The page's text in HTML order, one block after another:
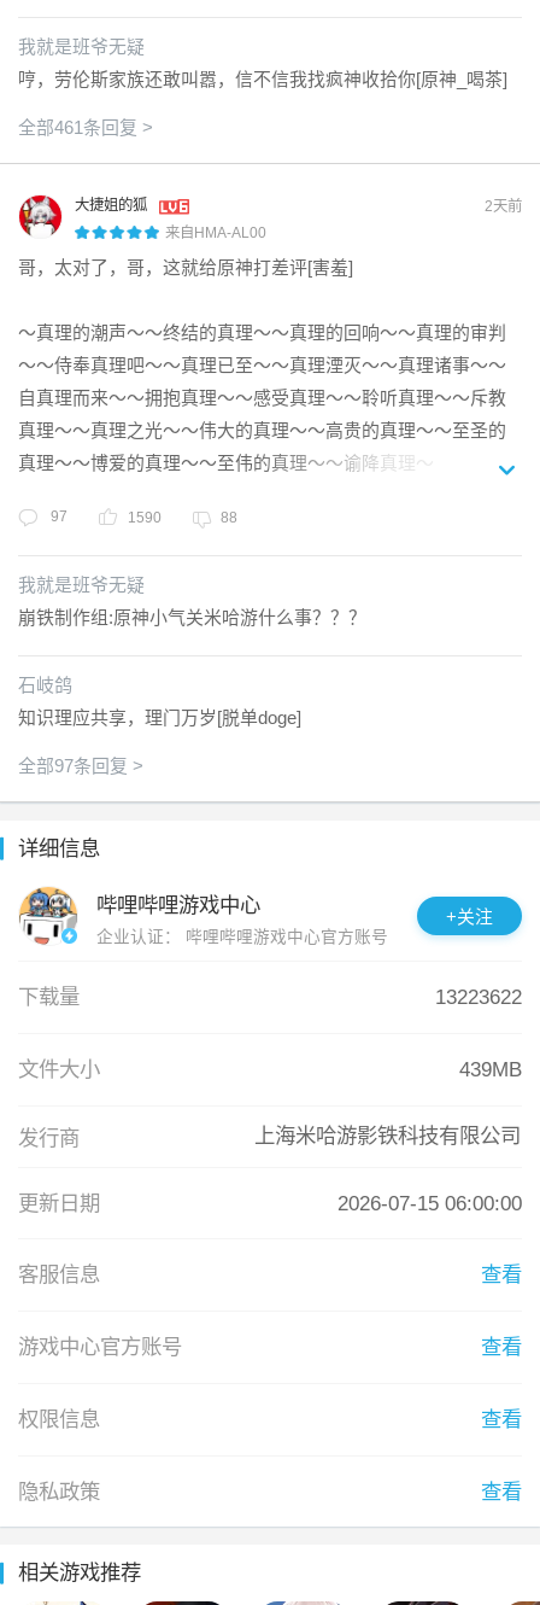
【全新光锥】
全新限定5星光锥「当一颗星照亮夜空（智识）」，可通过
光锥活动跃迁「流光定影•当一颗星照亮夜空」获取。
[UBW]光锥联动跃迁「万华骄芒」获取。
全新限定5星光锥「所见即我（毁灭）」，可通过Fate[UB
「契约完成。别担心，我不喜欢那种阶级分明的关系…至少对
绝大多数人是这样啦。记好了吗，我的从者？」
来自宇宙之外，某个存在着魔法与魔术的世界，不断精进自我
如今师从于「时钟塔」某位与圣杯战争颇有渊源的名师，为了
完成实习课题穿梭于次元与位面之间……
「欸？这里是哪？怎么一点魔力都没有啊…圣、圣杯？有救
了！不好意思，借我一用！」
「吉尔伽美什」
「星核，我的财宝。等你行至终点，本王就将你封入宝库深
处，最安全的位置吧…哼，话虽如此，你的『开拓』还将继续
许久，甚至超出了本王远见的终极啊。」
在宇宙之外的某个世界中，人类历史最初的英雄王。
的特权（自称）。
界——
这一次，他将再次夺回身为王的一切。
【全新光锥】
全新限定5星光锥「当一颗星照亮夜空（智识）」，可通过光锥
活动跃迁「流光定影•当一颗星照亮夜空」获取。
W]光锥联动跃迁「万华骄芒」获取。
全新限定5星光锥「所见即我（毁灭）」，可通过Fate[UBW]光
锥联动跃迁「神代金扉」获取。
【全新场景】
「寂灭空飨妖都」
由归寂创造的「奇迹」，行将毁灭的二相乐园如打乱的魔方般
飨宴。
无量塔坠落之地，无量塔沉睡之地，无量塔启程之地。
【全新活动】
「命运/银河铁道之夜」
影中，某位王者的宝库竟意外分崩离析。为了避免引发骚乱，
有，收获属于你们的那份财宝。
可领取星轨专票*10！
活动期间，登录游戏即可免费领取联动限定5星角色「吉尔伽美
「反贪「砖」家」
世上没有不落灰的角落。在砂金的委托下，你发起了一场针对
公司的反贪调查——通过骇入数据库的方式。
想看以前写的可以往评论区翻翻，我发了[打call]
———————————————————
5.6第二章成功完结撒花✿ヽ(°▽°)ノ✿
现在来到战场的是3️⃣℃（有梗怎么能不玩呢嘿嘿
(∂ω∂)下半猫猫不抽了，不玩追击和黄泉捏(º﹃º )然后攒抽白厄
没看过，不大感兴趣[原神_欸嘿]
好好好是最喜欢的！今日星琼：60[洛天依]
5.7没有新的活动，这个仇我记下了！
今日星穹：150[洛天依]
5.8没有新活动，这个仇我记下了！
今日星穹：210[洛天依]
5.9没有新活动，这个仇我记下了！
私了[微笑]和我的小白马说去吧！
今日星穹：570[洛天依]
今日星穹：630[洛天依]
5.11原谅我没有当天写日记，上学真的很困😪
今日星穹：690[洛天依]
5.12今天深渊和模拟宇宙刷新哈哈，但是我打不过十一层，这个
仇我记下了！
5.13今天打模拟宇宙哈哈，开局跟gs一样，不过打一半奖励拿
了就行，我真的很困
5.14缺勤呜呜呜呜呜忘了玩了，睡死了[大哭]
今日星穹：1000多[洛天依]
今日星穹：1790[洛天依]忘了来历[加油]
今日星穹：1850[洛天依]
鸡手法都能2T？[微笑]（虽然我是1+1）前三间有点痛苦，十二
通解[再见]
10.27忘了有这个日记哩！ദ്ദി˶˃ ᵕ ˂ )✧
忘了登入[哦呼]不是全勤啊！在哪可以看一年的游戏时长？我在
没抽到小白！[微笑]但是我的记忆战队还不错😊还能战！（不要
我就是班爷无疑
哼，劳伦斯家族还敢叫嚣，信不信我找疯神收拾你[原神_喝茶]
全部461条回复 >
大捷姐的狐
2天前
来自HMA-AL00
哥，太对了，哥，这就给原神打差评[害羞]
～真理的潮声～～终结的真理～～真理的回响～～真理的审判
～～侍奉真理吧～～真理已至～～真理湮灭～～真理诸事～～
自真理而来～～拥抱真理～～感受真理～～聆听真理～～斥教
真理～～真理之光～～伟大的真理～～高贵的真理～～至圣的
真理～～博爱的真理～～至伟的真理～～谕降真理～
孕育新生～
啊，这灼热的真理～～炽烈的真理～～真理的一角～～现在即
是真理之时～
2.0这pv看起来不妙啊，烧鸡老师轻点发刀[委屈]
3.6急急急急
97 1590 88
我就是班爷无疑
崩铁制作组:原神小气关米哈游什么事？？？
石岐鸽
知识理应共享，理门万岁[脱单doge]
全部97条回复 >
详细信息
哔哩哔哩游戏中心
企业认证： 哔哩哔哩游戏中心官方账号
+关注
下载量 13223622
文件大小 439MB
发行商 上海米哈游影铁科技有限公司
更新日期 2026-07-15 06:00:00
客服信息 查看
游戏中心官方账号 查看
权限信息 查看
隐私政策 查看
相关游戏推荐